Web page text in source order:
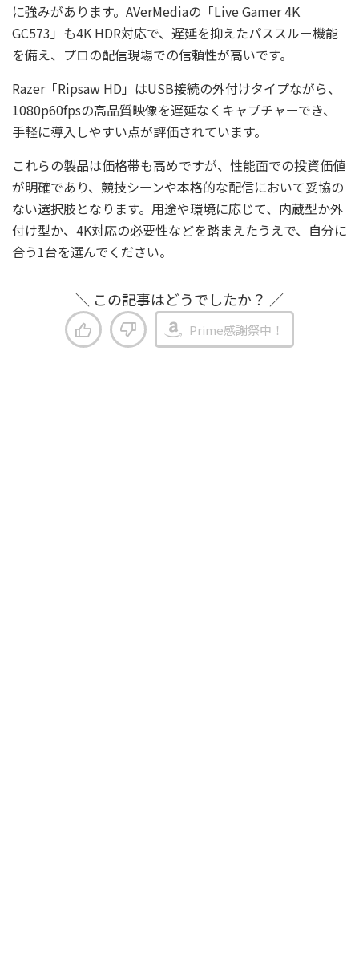
に強みがあります。AVerMediaの「Live Gamer 4K
GC573」も4K HDR対応で、遅延を抑えたパススルー機能
を備え、プロの配信現場での信頼性が高いです。
Razer「Ripsaw HD」はUSB接続の外付けタイプながら、
1080p60fpsの高品質映像を遅延なくキャプチャーでき、
手軽に導入しやすい点が評価されています。
これらの製品は価格帯も高めですが、性能面での投資価値
が明確であり、競技シーンや本格的な配信において妥協の
ない選択肢となります。用途や環境に応じて、内蔵型か外
付け型か、4K対応の必要性などを踏まえたうえで、自分に
合う1台を選んでください。
＼ この記事はどうでしたか？ ／
Prime感謝祭中！